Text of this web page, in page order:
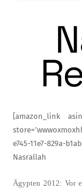
[amazon_link
e745-11e7-829a-
Nasrallah
Ägypten 2012: Vor